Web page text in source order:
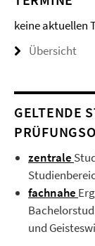
keine aktuellen
Übersicht
GELTENDE
zentrale
fachnahe
und